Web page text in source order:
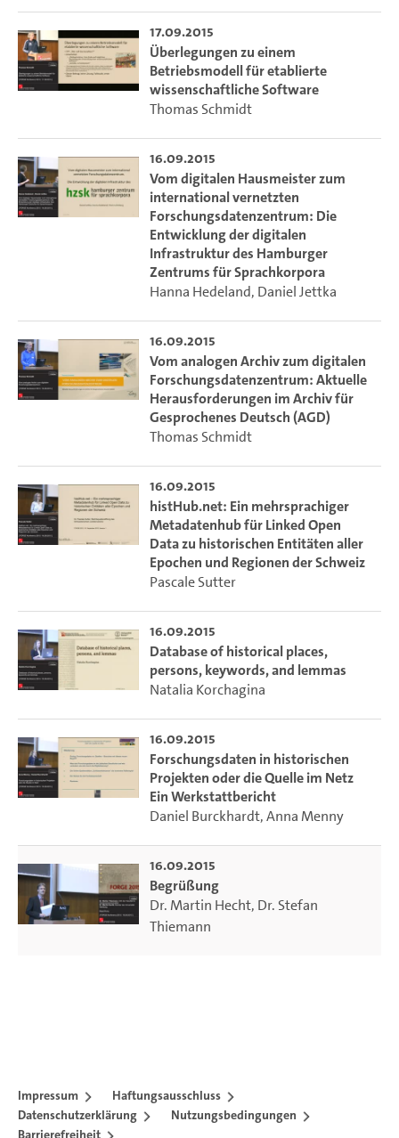
17.09.2015
Überlegungen zu einem
Betriebsmodell für etablierte
wissenschaftliche Software
Thomas Schmidt
16.09.2015
Vom digitalen Hausmeister zum
international vernetzten
Forschungsdatenzentrum: Die
Entwicklung der digitalen
Infrastruktur des Hamburger
Zentrums für Sprachkorpora
Hanna Hedeland, Daniel Jettka
16.09.2015
Vom analogen Archiv zum digitalen
Forschungsdatenzentrum: Aktuelle
Herausforderungen im Archiv für
Gesprochenes Deutsch (AGD)
Thomas Schmidt
16.09.2015
histHub.net: Ein mehrsprachiger
Metadatenhub für Linked Open
Data zu historischen Entitäten aller
Epochen und Regionen der Schweiz
Pascale Sutter
16.09.2015
Database of historical places,
persons, keywords, and lemmas
Natalia Korchagina
16.09.2015
Forschungsdaten in historischen
Projekten oder die Quelle im Netz
Ein Werkstattbericht
Daniel Burckhardt,Anna Menny
16.09.2015
Begrüßung
Dr. Martin Hecht, Dr. Stefan
Thiemann
Impressum
Haftungsausschluss
Datenschutzerklärung
Nutzungsbedingungen
Barrierefreiheit